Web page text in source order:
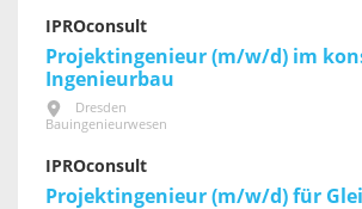
IPROconsult
Projektingenieur (m/w/d) im
Ingenieurbau
Dresden
Bauingenieurwesen
IPROconsult
Projektingenieur (m/w/d) für